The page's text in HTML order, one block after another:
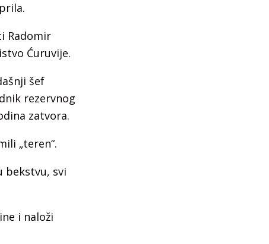
Radomir
Ćuruvije.
šef
rezervnog
zatvora.
„teren“.
bekstvu, svi
i naloži